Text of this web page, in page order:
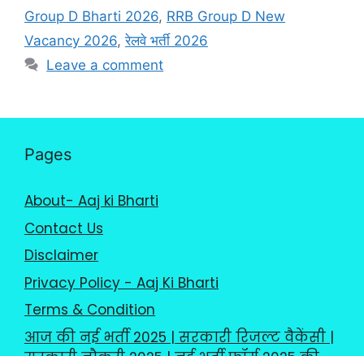
Group D Bharti 2026, RRB Group D New
Vacancy 2026,रेलवे भर्ती 2026
Leave a comment
Pages
About- Aaj ki Bharti
Contact Us
Disclaimer
Privacy Policy - Aaj Ki Bharti
Terms & Condition
आज की नई भर्ती 2025 | सरकारी रिजल्ट वैकेंसी |